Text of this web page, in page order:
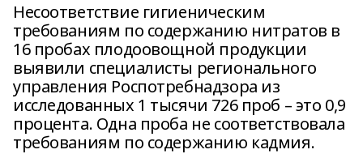
Несоответствие гигиеническим
требованиям по содержанию нитратов в
16 пробах плодоовощной продукции
выявили специалисты регионального
управления Роспотребнадзора из
исследованных 1 тысячи 726 проб – это 0,9
процента. Одна проба не соответствовала
требованиям по содержанию кадмия.